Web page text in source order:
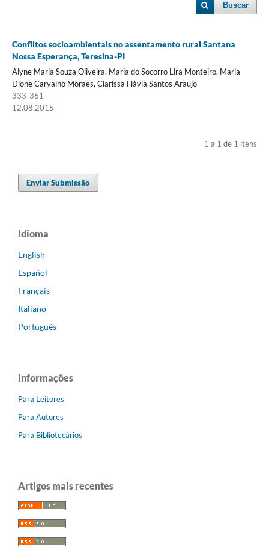
Buscar
Conflitos socioambientais no assentamento rural Santana
Nossa Esperança, Teresina-PI
Alyne Maria Souza Oliveira, Maria do Socorro Lira Monteiro, Maria
Dione Carvalho Moraes, Clarissa Flávia Santos Araújo
333-361
12.08.2015
1 a 1 de 1 itens
Enviar Submissão
Idioma
English
Español
Français
Italiano
Português
Informações
Para Leitores
Para Autores
Para Bibliotecários
Artigos mais recentes